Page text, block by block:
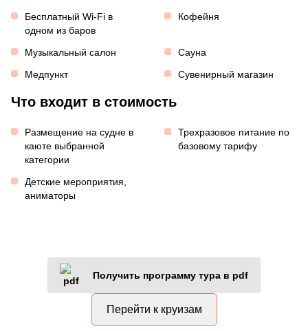
Бесплатный Wi-Fi в
одном из баров
Кофейня
Музыкальный салон
Сауна
Медпункт
Сувенирный магазин
Что входит в стоимость
Размещение на судне в
каюте выбранной
категории
Трехразовое питание по
базовому тарифу
Детские мероприятия,
аниматоры
Получить программу тура в pdf
Перейти к круизам